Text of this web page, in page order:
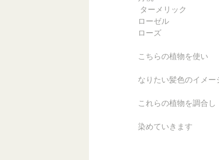
ターメリック
ローゼル
ローズ
こちらの植物を使い
なりたい髪色のイメ
これらの植物を調合し
染めていきます